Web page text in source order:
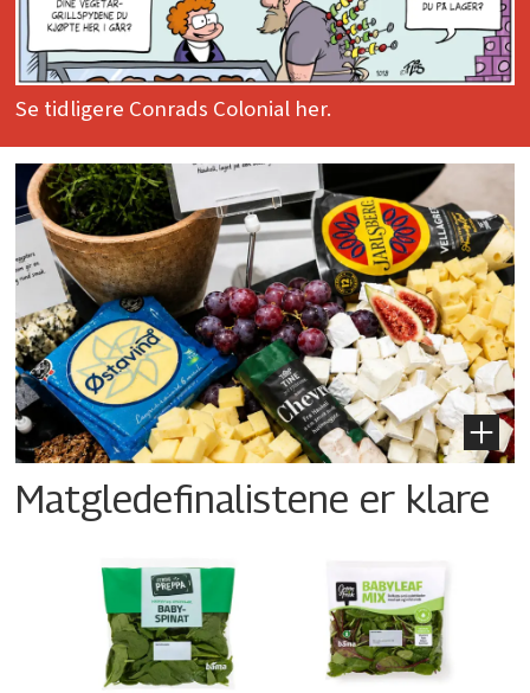
Se tidligere Conrads Colonial her.
Matgledefinalistene er klare